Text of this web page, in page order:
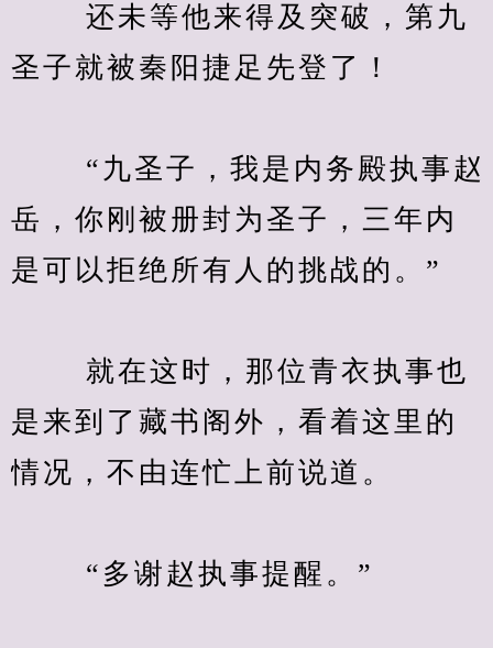
还未等他来得及突破，第九
圣子就被秦阳捷足先登了！
“九圣子，我是内务殿执事赵
岳，你刚被册封为圣子，三年内
是可以拒绝所有人的挑战的。”
就在这时，那位青衣执事也
是来到了藏书阁外，看着这里的
情况，不由连忙上前说道。
“多谢赵执事提醒。”